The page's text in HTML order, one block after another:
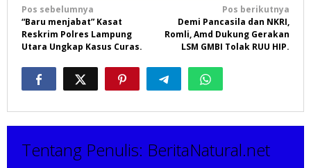
Navigasi
pos
Pos sebelumnya
“Baru menjabat” Kasat
Reskrim Polres Lampung
Utara Ungkap Kasus Curas.
Pos berikutnya
Demi Pancasila dan NKRI,
Romli, Amd Dukung Gerakan
LSM GMBI Tolak RUU HIP.
Tentang Penulis: BeritaNatural.net